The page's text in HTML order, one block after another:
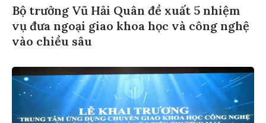
Bộ trưởng Vũ Hải Quân đề xuất 5 nhiệm
vụ đưa ngoại giao khoa học và công nghệ
vào chiều sâu